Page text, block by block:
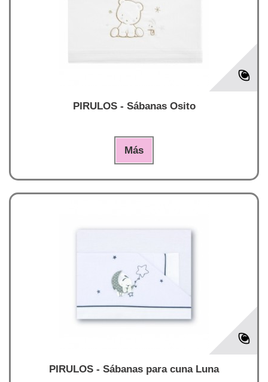
PIRULOS - Sábanas Osito
Más
PIRULOS - Sábanas para cuna Luna